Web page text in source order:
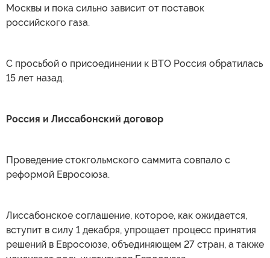
Москвы и пока сильно зависит от поставок
российского газа.
С просьбой о присоединении к ВТО Россия обратилась
15 лет назад.
Россия и Лиссабонский договор
Проведение стокгольмского саммита совпало с
реформой Евросоюза.
Лиссабонское соглашение, которое, как ожидается,
вступит в силу 1 декабря, упрощает процесс принятия
решений в Евросоюзе, объединяющем 27 стран, а также